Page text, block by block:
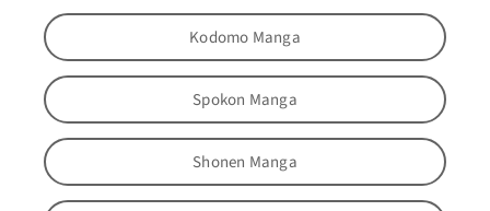
Kodomo Manga
Spokon Manga
Shonen Manga